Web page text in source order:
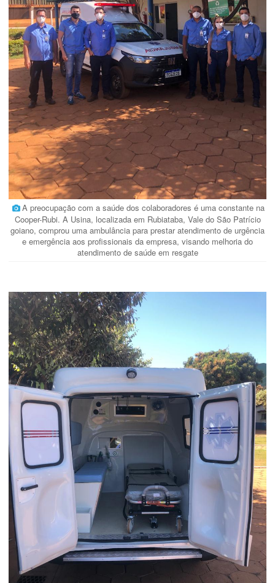
A preocupação com a saúde dos colaboradores é uma constante na
Cooper-Rubi. A Usina, localizada em Rubiataba, Vale do São Patrício
goiano, comprou uma ambulância para prestar atendimento de urgência
e emergência aos profissionais da empresa, visando melhoria do
atendimento de saúde em resgate